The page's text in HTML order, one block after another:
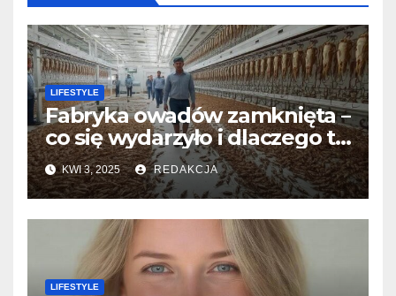
LIFESTYLE
Fabryka owadów zamknięta –
co się wydarzyło i dlaczego to
takie ważne?
KWI 3, 2025 REDAKCJA
LIFESTYLE